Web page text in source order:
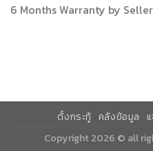
6 Months Warranty by
ตั้งกระทู้ คลังข้อมูล
Copyright 2026 © all